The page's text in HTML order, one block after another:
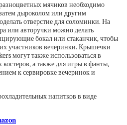
мячиков необходимо
затем дыроколом или другим
отверстие для соломинки. На
или авторучки можно делать
бокал или стаканчик, чтобы
участников вечеринки. Крышечки
могут также использоваться в
а также для игры в фанты,
к сервировке вечеринок и